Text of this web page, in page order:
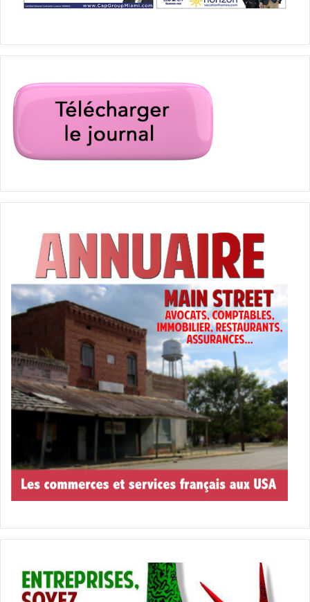
Deux adolescents atteints d’une maladie mortelle se
rencontrent dans un hôpital et tombent amoureux l’un de
Un film de Justin Baldoni avec Cole Sprouse, Haley Lu
Richardson, Claire Forlani.
[ot-video type= »youtube »
url= »https://youtu.be/5cJ7MT1RTqs »]
Le 15 mars :
The Mustang
Ca raconte l’histoire de Roman Coleman, un condamné
violent, mais qui a la chance de participer à un programme
de rééducation incluant l’entraînement de mustangs
sauvages.
Un film de Laure de Clermont-Tonnerre avec Josh
Stewart, Connie Britton, Matthias Schoenaerts.
KSOCIeY »]
Le 15 mars :